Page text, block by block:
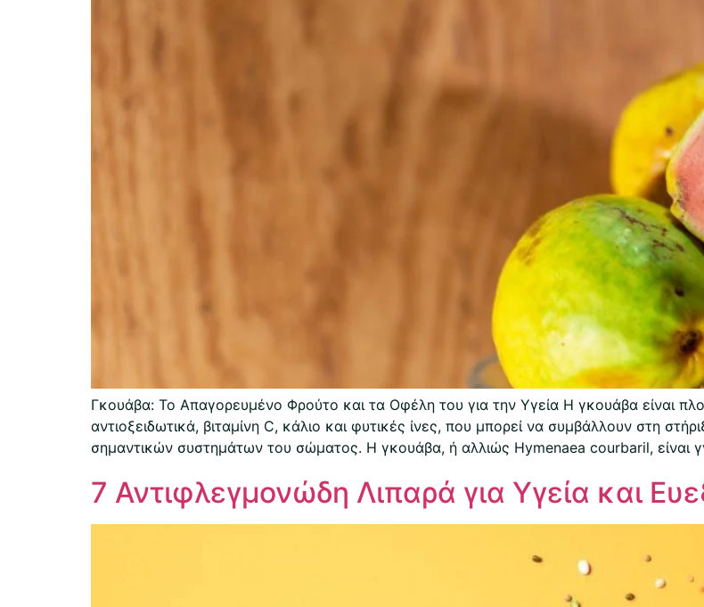
Γκουάβα: Το Απαγορευμένο Φρούτο και τα Οφέλη του για την Υγεία Η γκουάβα είναι
αντιοξειδωτικά, βιταμίνη C, κάλιο και φυτικές ίνες, που μπορεί να συμβάλλουν στη
σημαντικών συστημάτων του σώματος. Η γκουάβα, ή αλλιώς Hymenaea courbaril, είναι
7 Αντιφλεγμονώδη Λιπαρά για Υγεία και